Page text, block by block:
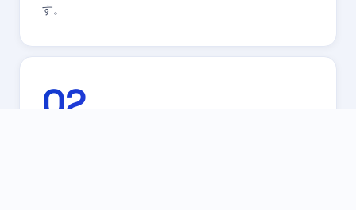
す。
02